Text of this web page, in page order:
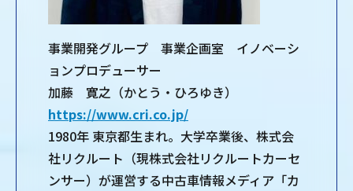
事業開発グループ 事業企画室 イノベーシ
ョンプロデューサー
加藤 寛之（かとう・ひろゆき）
https://www.cri.co.jp/
1980年 東京都生まれ。大学卒業後、株式会
社リクルート（現株式会社リクルートカーセ
ンサー）が運営する中古車情報メディア「カ